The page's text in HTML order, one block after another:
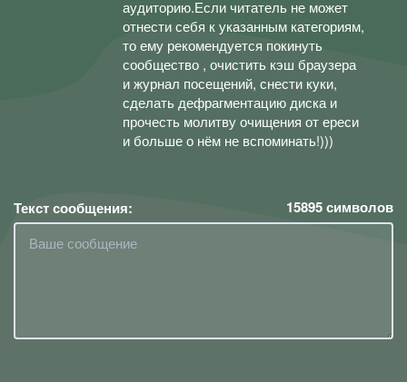
аудиторию.Если читатель не может
отнести себя к указанным категориям,
то ему рекомендуется покинуть
сообщество , очистить кэш браузера
и журнал посещений, снести куки,
сделать дефрагментацию диска и
прочесть молитву очищения от ереси
и больше о нём не вспоминать!)))
Текст сообщения: 15895символов